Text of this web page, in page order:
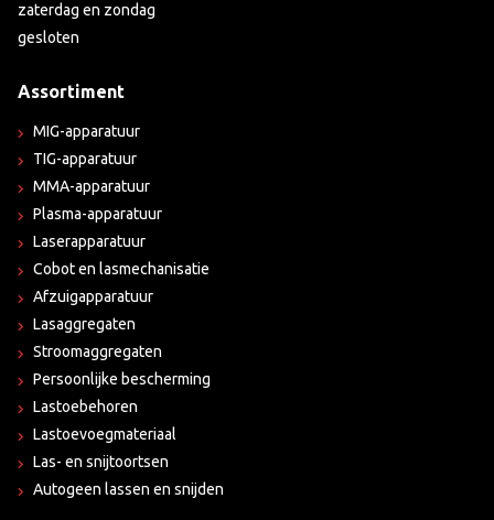
zaterdag en zondag
gesloten
Assortiment
MIG-apparatuur
TIG-apparatuur
MMA-apparatuur
Plasma-apparatuur
Laserapparatuur
Cobot en lasmechanisatie
Afzuigapparatuur
Lasaggregaten
Stroomaggregaten
Persoonlijke bescherming
Lastoebehoren
Lastoevoegmateriaal
Las- en snijtoortsen
Autogeen lassen en snijden